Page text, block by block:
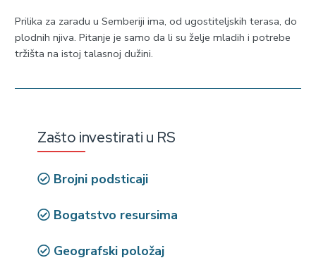
Prilika za zaradu u Semberiji ima, od ugostiteljskih terasa, do
plodnih njiva. Pitanje je samo da li su želje mladih i potrebe
tržišta na istoj talasnoj dužini.
Zašto investirati u RS
Brojni podsticaji
Bogatstvo resursima
Geografski položaj